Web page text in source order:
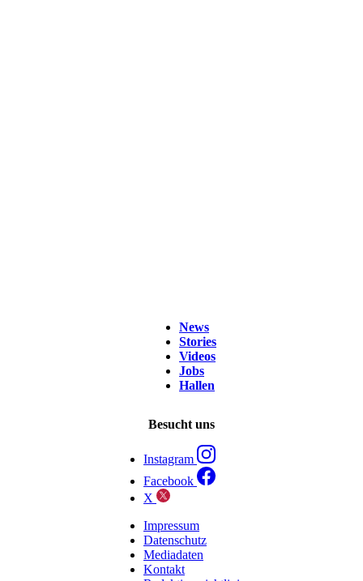
News
Stories
Videos
Jobs
Hallen
Besucht uns
Instagram
Facebook
X
Impressum
Datenschutz
Mediadaten
Kontakt